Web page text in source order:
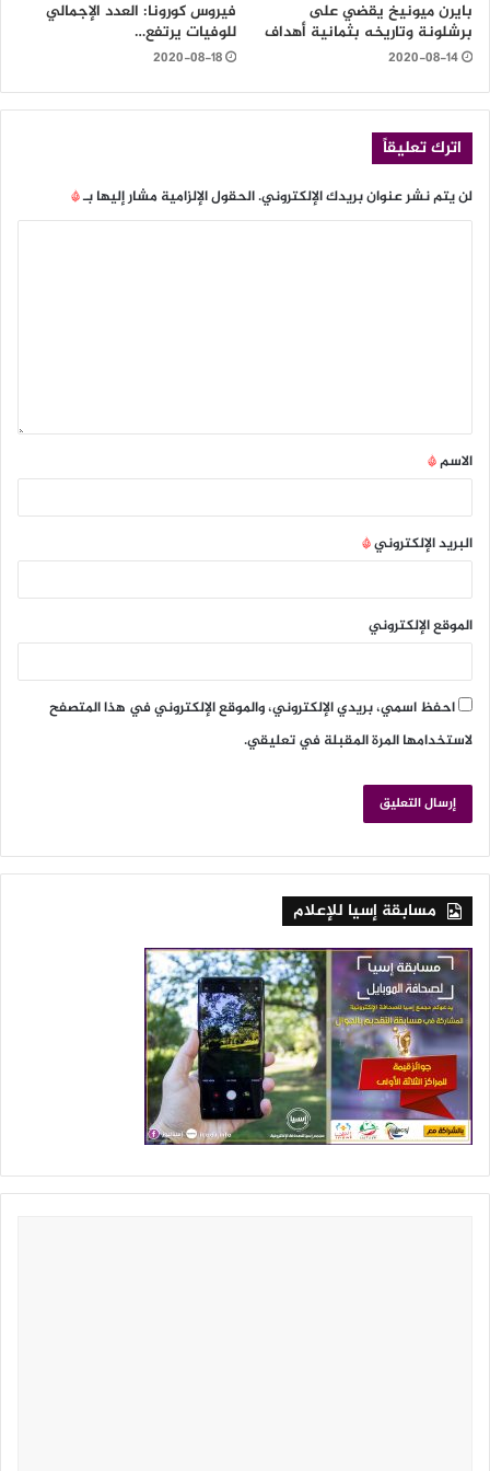
بايرن ميونيخ يقضي على
برشلونة وتاريخه بثمانية أهداف
2020-08-14
فيروس كورونا: العدد الإجمالي
للوفيات يرتفع…
2020-08-18
اترك تعليقاً
لن يتم نشر عنوان بريدك الإلكتروني.الحقول الإلزامية مشار إليها بـ*
الاسم*
البريد الإلكتروني*
الموقع الإلكتروني
احفظ اسمي، بريدي الإلكتروني، والموقع الإلكتروني في هذا المتصفح
لاستخدامها المرة المقبلة في تعليقي.
مسابقة إسيا للإعلام